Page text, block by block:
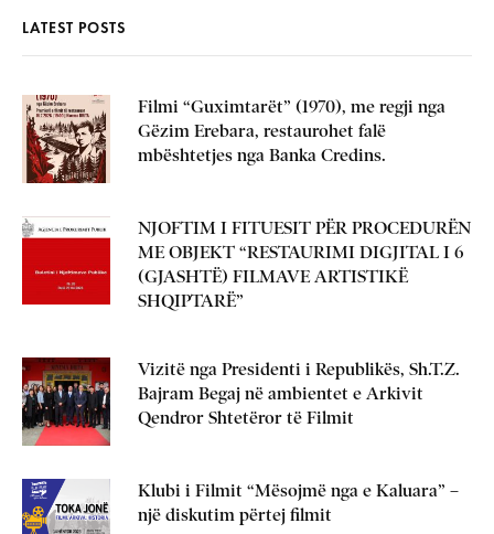
LATEST POSTS
Filmi “Guximtarët” (1970), me regji nga
Gëzim Erebara, restaurohet falë
mbështetjes nga Banka Credins.
NJOFTIM I FITUESIT PËR PROCEDURËN
ME OBJEKT “RESTAURIMI DIGJITAL I 6
(GJASHTË) FILMAVE ARTISTIKË
SHQIPTARË”
Vizitë nga Presidenti i Republikës, Sh.T.Z.
Bajram Begaj në ambientet e Arkivit
Qendror Shtetëror të Filmit
Klubi i Filmit “Mësojmë nga e Kaluara” –
një diskutim përtej filmit